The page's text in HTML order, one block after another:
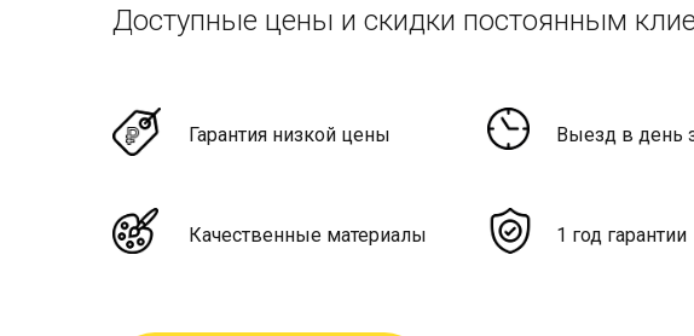
Гарантия низкой цены Выезд в день
Качественные материалы 1 год гарантии
Доступные цены и скидки постоянным